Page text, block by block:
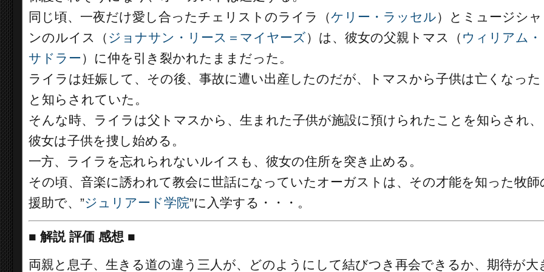
同じ頃、一夜だけ愛し合ったチェリストのライラ（ケリー・ラッセル）とミュージシャ
ンのルイス（ ジョナサン・リース＝マイヤーズ）は、彼女の父親トマス（ ウィリアム・
サドラー）に仲を引き裂かれたままだった。
ライラは妊娠して、その後、事故に遭い出産したのだが、トマスから子供は亡くなった
と知らされていた。
そんな時、ライラは父トマスから、生まれた子供が施設に預けられたことを知らされ、
彼女は子供を捜し始める。
一方、ライラを忘れられないルイスも、彼女の住所を突き止める。
その頃、音楽に誘われて教会に世話になっていたオーガストは、その才能を知った牧師
援助で、”ジュリアード学院”に入学する・・・。
■ 解説 評価 感想 ■
両親と息子、生きる道の違う三人が、どのようにして結びつき再会できるか、期待が大